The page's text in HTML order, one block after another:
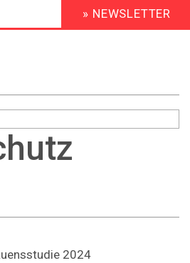
HEADER
MENU
» NEWSLETTER
2024